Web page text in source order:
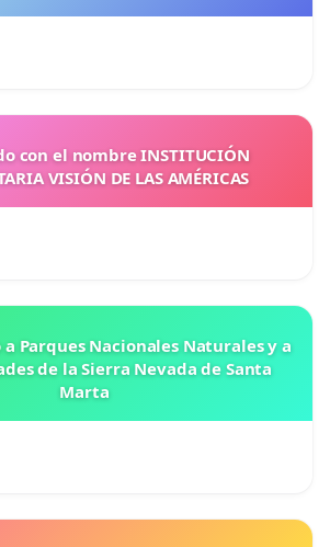
con el nombre INSTITUCIÓN
VISIÓN DE LAS AMÉRICAS
Parques Nacionales Naturales y a
de la Sierra Nevada de Santa
Marta